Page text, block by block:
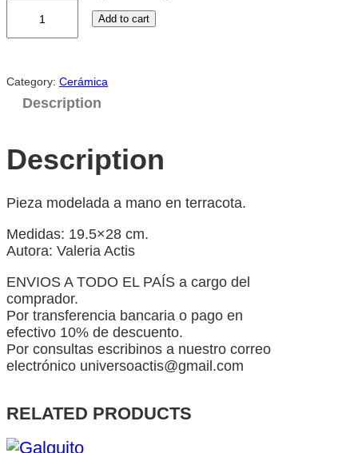
m
n
o
a
n
i
y
Add to cart
Category: Cerámica
Description
Description
Pieza modelada a mano en terracota.
Medidas: 19.5×28 cm.
Autora: Valeria Actis
ENVIOS A TODO EL PAÍS a cargo del
comprador.
Por transferencia bancaria o pago en
efectivo 10% de descuento.
Por consultas escribinos a nuestro correo
electrónico universoactis@gmail.com
RELATED PRODUCTS